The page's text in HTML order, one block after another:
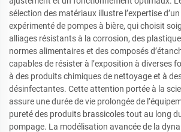
sélection des matériaux illustre l’expertise
expérimenté de pompes à bière, qui choisit
alliages résistants à la corrosion, des
normes alimentaires et des composés
capables de résister à l’exposition à diverses
à des produits chimiques de nettoyage et à
désinfectantes. Cette attention portée à la
assure une durée de vie prolongée de
pureté des produits brassicoles tout au long
pompage. La modélisation avancée de la